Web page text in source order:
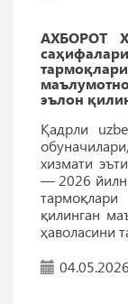
АХБОРОТ
эълон
Қадрли
хизмати
— 2026
қилинган
ҳаволасини
04.05.2026